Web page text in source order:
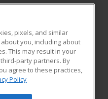
21742 US
Blog
pixels, and similar
you, including about
This may result in your
party partners. By
agree to these practices,
Policy